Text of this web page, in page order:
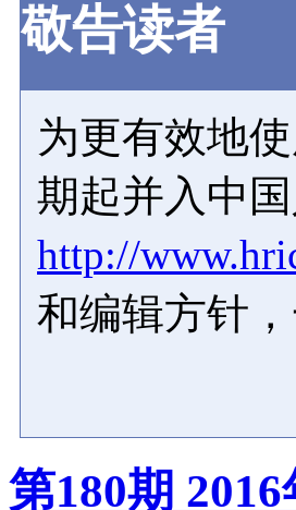
敬告读者
为更有效地
期起并入中
http://
和编辑方针
第180期